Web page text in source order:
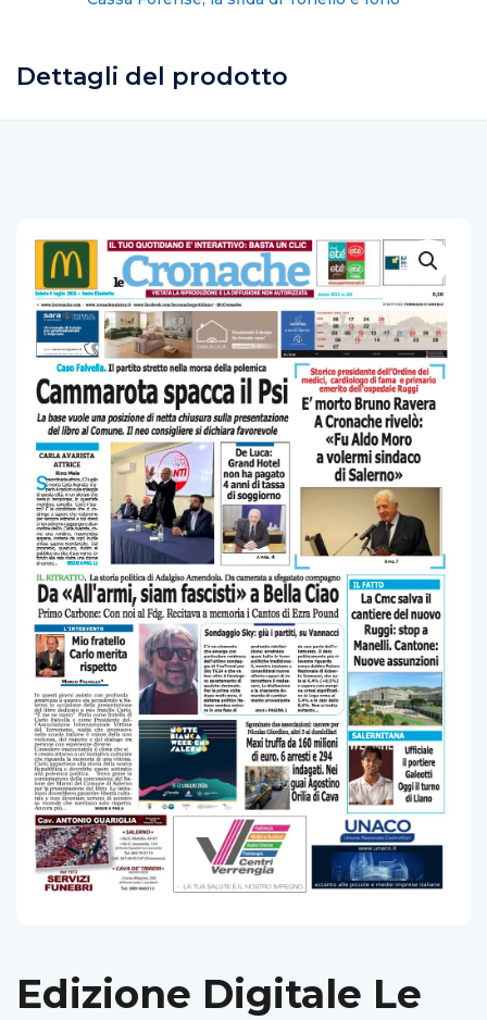
Dettagli del prodotto
Edizione Digitale Le